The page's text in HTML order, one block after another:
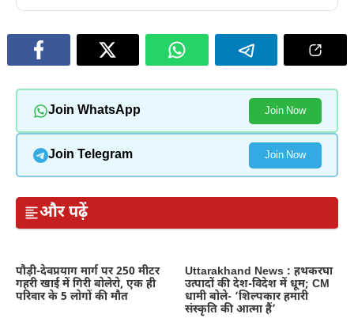
Join WhatsApp Join Now
Join Telegram Join Now
और पढ़ें
पौड़ी-देवप्रयाग मार्ग पर 250 मीटर
गहरी खाई में गिरी बोलेरो, एक ही
परिवार के 5 लोगों की मौत
Uttarakhand News : हथकरघा
उत्पादों की देश-विदेश में धूम; CM
धामी बोले- ‘शिल्पकार हमारी
संस्कृति की आत्मा हैं’